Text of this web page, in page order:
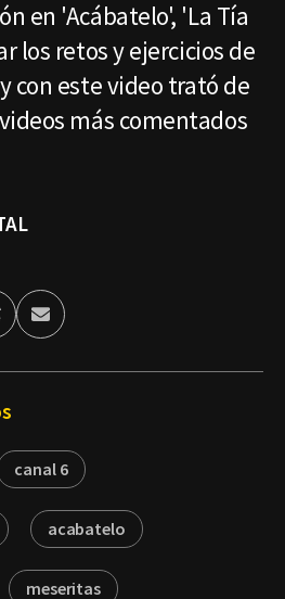
en 'Acábatelo', 'La Tía
los retos y ejercicios de
con este video trató de
más comentados
Enviar
por
canal 6
acabatelo
meseritas